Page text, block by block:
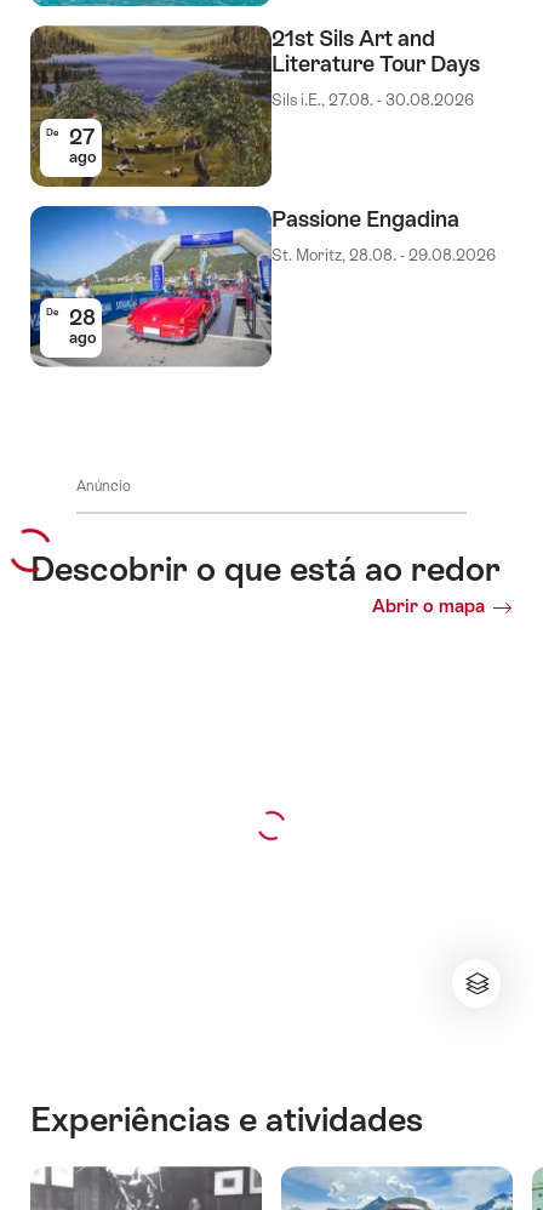
De 27
ago
21st Sils Art and
Literature Tour Days
Sils i.E., 27.08. - 30.08.2026
De 28
ago
Passione Engadina
St. Moritz, 28.08. - 29.08.2026
Anúncio
Descobrir o que está ao redor
Abrir o mapa
Experiências e atividades